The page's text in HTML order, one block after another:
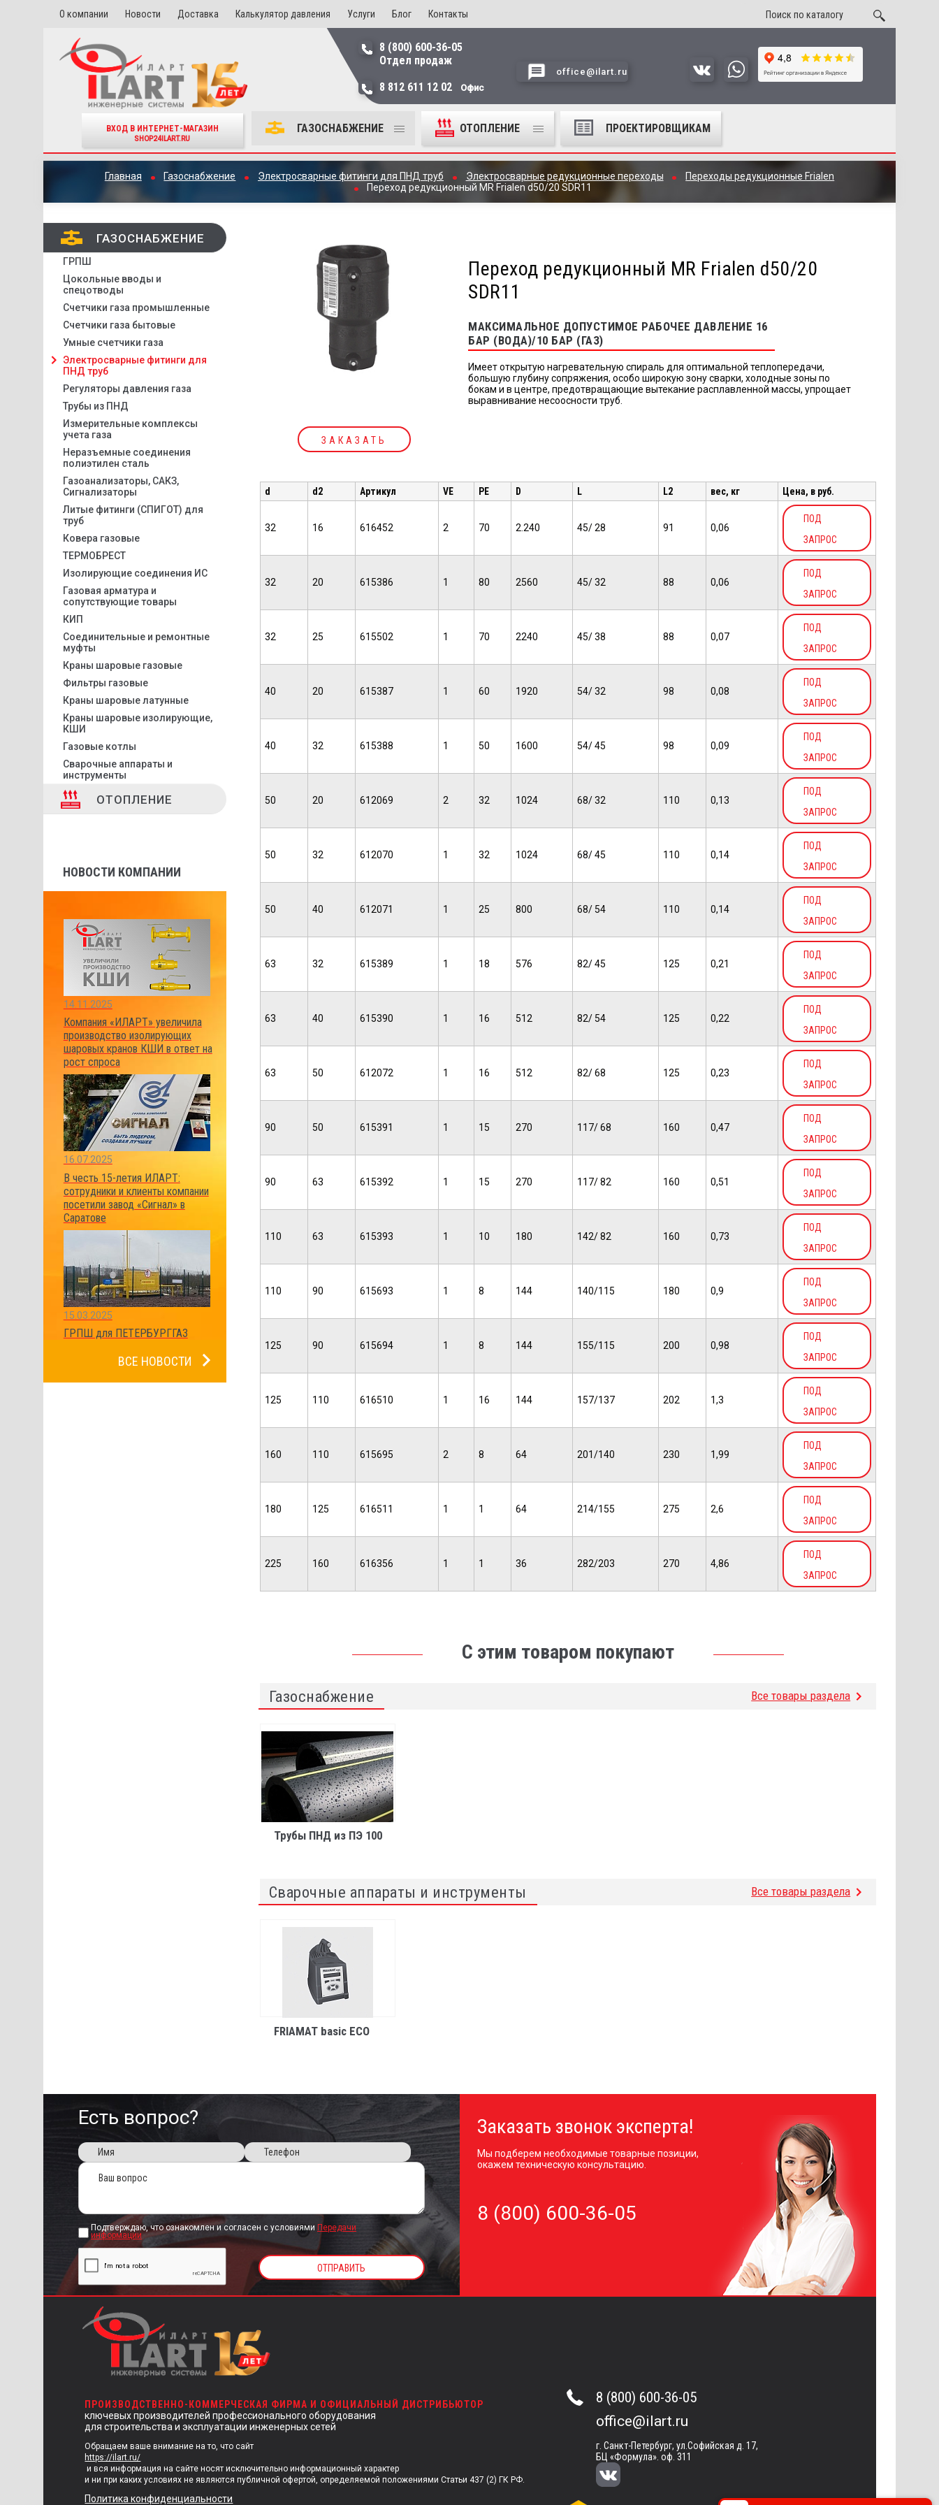
О компании Новости Доставка Калькулятор давления Услуги Блог Контакты
ВХОД В ИНТЕРНЕТ-МАГАЗИН
SHOP24ILART.RU
8 (800) 600-36-05
Отдел продаж
8 812 611 12 02
Офис
office@ilart.ru
ГАЗОСНАБЖЕНИЕ ОТОПЛЕНИЕ ПРОЕКТИРОВЩИКАМ
Главная Газоснабжение Электросварные фитинги для ПНД труб Электросварные редукционные переходы
Переходы редукционные Frialen
Переход редукционный MR Frialen d50/20 SDR11
ГАЗОСНАБЖЕНИЕ
ГРПШ
Цокольные вводы и
спецотводы
Счетчики газа промышленные
Счетчики газа бытовые
Умные счетчики газа
Электросварные фитинги для
ПНД труб
Регуляторы давления газа
Трубы из ПНД
Измерительные комплексы
учета газа
Неразъемные соединения
полиэтилен сталь
Газоанализаторы, САКЗ,
Сигнализаторы
Литые фитинги (СПИГОТ) для
труб
Ковера газовые
ТЕРМОБРЕСТ
Изолирующие соединения ИС
Газовая арматура и
сопутствующие товары
КИП
Соединительные и ремонтные
муфты
Краны шаровые газовые
Фильтры газовые
Краны шаровые латунные
Краны шаровые изолирующие,
КШИ
Газовые котлы
Сварочные аппараты и
инструменты
ОТОПЛЕНИЕ
НОВОСТИ КОМПАНИИ
14.11.2025
Компания «ИЛАРТ» увеличила
производство изолирующих
шаровых кранов КШИ в ответ на
рост спроса
16.07.2025
В честь 15-летия ИЛАРТ:
сотрудники и клиенты компании
посетили завод «Сигнал» в
Саратове
15.03.2025
ГРПШ для ПЕТЕРБУРГГАЗ
ВСЕ НОВОСТИ
ЗАКАЗАТЬ
Переход редукционный MR Frialen d50/20
SDR11
МАКСИМАЛЬНОЕ ДОПУСТИМОЕ РАБОЧЕЕ ДАВЛЕНИЕ 16
БАР (ВОДА)/10 БАР (ГАЗ)
Имеет открытую нагревательную спираль для оптимальной теплопередачи,
большую глубину сопряжения, особо широкую зону сварки, холодные зоны по
бокам и в центре, предотвращающие вытекание расплавленной массы, упрощает
выравнивание несоосности труб.
d d2 Артикул VE PE D L L2 вес, кг Цена, в руб.
32 16 616452 2 70 2.240 45/ 28 91 0,06
ПОД
ЗАПРОС
32 20 615386 1 80 2560 45/ 32 88 0,06
ПОД
ЗАПРОС
32 25 615502 1 70 2240 45/ 38 88 0,07
ПОД
ЗАПРОС
40 20 615387 1 60 1920 54/ 32 98 0,08
ПОД
ЗАПРОС
40 32 615388 1 50 1600 54/ 45 98 0,09
ПОД
ЗАПРОС
50 20 612069 2 32 1024 68/ 32 110 0,13
ПОД
ЗАПРОС
50 32 612070 1 32 1024 68/ 45 110 0,14
ПОД
ЗАПРОС
50 40 612071 1 25 800 68/ 54 110 0,14
ПОД
ЗАПРОС
63 32 615389 1 18 576 82/ 45 125 0,21
ПОД
ЗАПРОС
63 40 615390 1 16 512 82/ 54 125 0,22
ПОД
ЗАПРОС
63 50 612072 1 16 512 82/ 68 125 0,23
ПОД
ЗАПРОС
90 50 615391 1 15 270 117/ 68 160 0,47
ПОД
ЗАПРОС
90 63 615392 1 15 270 117/ 82 160 0,51
ПОД
ЗАПРОС
110 63 615393 1 10 180 142/ 82 160 0,73
ПОД
ЗАПРОС
110 90 615693 1 8 144 140/115 180 0,9
ПОД
ЗАПРОС
125 90 615694 1 8 144 155/115 200 0,98
ПОД
ЗАПРОС
125 110 616510 1 16 144 157/137 202 1,3
ПОД
ЗАПРОС
160 110 615695 2 8 64 201/140 230 1,99
ПОД
ЗАПРОС
180 125 616511 1 1 64 214/155 275 2,6
ПОД
ЗАПРОС
225 160 616356 1 1 36 282/203 270 4,86
ПОД
ЗАПРОС
С этим товаром покупают
Газоснабжение Все товары раздела
Трубы ПНД из ПЭ 100
Сварочные аппараты и инструменты Все товары раздела
FRIAMAT basic ECO
Есть вопрос?
Подтверждаю, что ознакомлен и согласен с условиями Передачи
информации
Заказать звонок эксперта!
Мы подберем необходимые товарные позиции,
окажем техническую консультацию.
8 (800) 600-36-05
ПРОИЗВОДСТВЕННО-КОММЕРЧЕСКАЯ ФИРМА И ОФИЦИАЛЬНЫЙ ДИСТРИБЬЮТОР
ключевых производителей профессионального оборудования
для строительства и эксплуатации инженерных сетей
Обращаем ваше внимание на то, что сайт
https://ilart.ru/
и вся информация на сайте носят исключительно информационный характер
и ни при каких условиях не являются публичной офертой, определяемой положениями Статьи 437 (2) ГК РФ.
Политика конфиденциальности
8 (800) 600-36-05
office@ilart.ru
г. Санкт-Петербург, ул.Софийская д. 17,
БЦ «Формула». оф. 311